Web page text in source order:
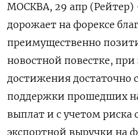
МОСКВА, 29 апр (Рейтер)
дорожает на форексе
преимущественно
новостной повестке,
достижения достаточно
поддержки прошедших
выплат и с учетом
экспортной выручки на